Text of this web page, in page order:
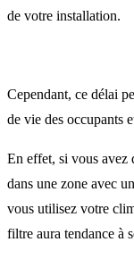
de votre installation.
Cependant, ce délai
de vie des occupants
En effet, si vous avez
dans une zone avec
vous utilisez votre
filtre aura tendance à